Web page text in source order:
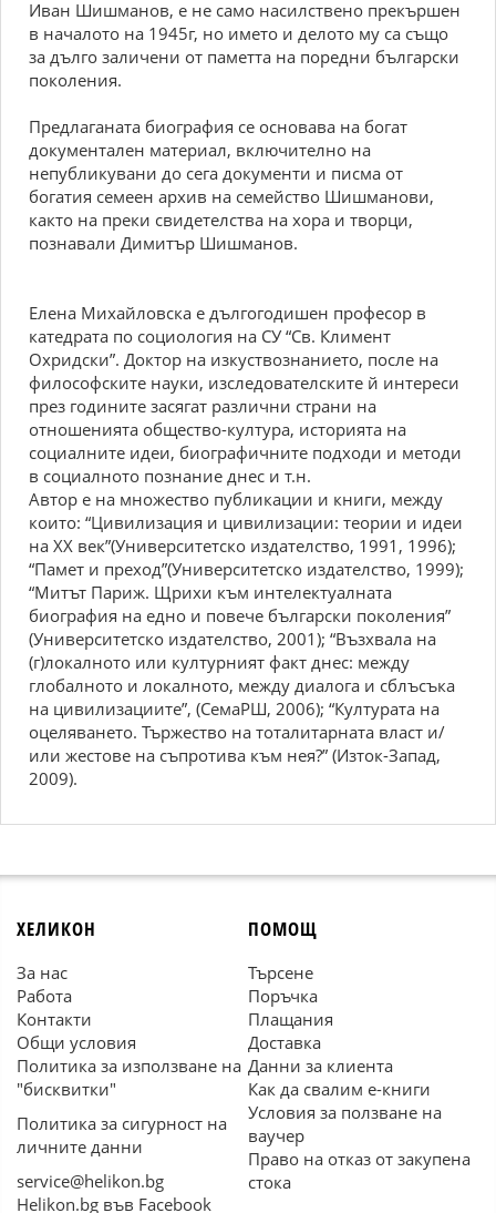
Иван Шишманов, е не само насилствено прекършен
в началото на 1945г, но името и делото му са също
за дълго заличени от паметта на поредни български
поколения.
Предлаганата биография се основава на богат
документален материал, включително на
непубликувани до сега документи и писма от
богатия семеен архив на семейство Шишманови,
както на преки свидетелства на хора и творци,
познавали Димитър Шишманов.
Елена Михайловска е дългогодишен професор в
катедрата по социология на СУ “Св. Климент
Охридски”. Доктор на изкуствознанието, после на
философските науки, изследователските й интереси
през годините засягат различни страни на
отношенията общество-култура, историята на
социалните идеи, биографичните подходи и методи
в социалното познание днес и т.н.
Автор е на множество публикации и книги, между
които: “Цивилизация и цивилизации: теории и идеи
на ХХ век”(Университетско издателство, 1991, 1996);
“Памет и преход”(Университетско издателство, 1999);
“Митът Париж. Щрихи към интелектуалната
биография на едно и повече български поколения”
(Университетско издателство, 2001); “Възхвала на
(г)локалното или културният факт днес: между
глобалното и локалното, между диалога и сблъсъка
на цивилизациите”, (СемаРШ, 2006); “Културата на
оцеляването. Тържество на тоталитарната власт и/
или жестове на съпротива към нея?” (Изток-Запад,
2009).
ХЕЛИКОН
За нас
Работа
Контакти
Общи условия
Политика за използване на
"бисквитки"
Политика за сигурност на
личните данни
service@helikon.bg
Helikon.bg във Facebook
ПОМОЩ
Търсене
Поръчка
Плащания
Доставка
Данни за клиента
Как да свалим е-книги
Условия за ползване на
ваучер
Право на отказ от закупена
стока